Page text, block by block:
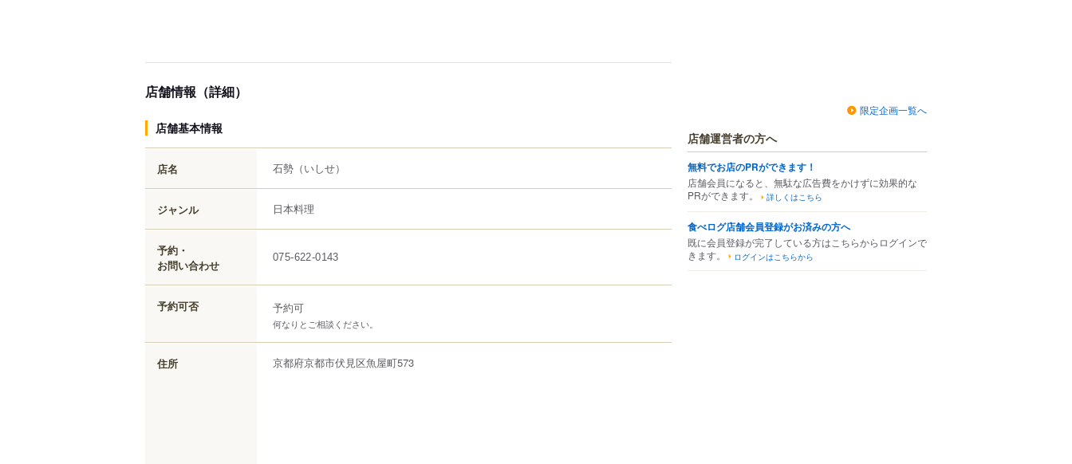
店舗情報（詳細）
店舗基本情報
店名 石勢 （いしせ）
ジャンル 日本料理
予約・
お問い合わせ
075-622-0143
予約可否 予約可
何なりとご相談ください。
住所 京都府京都市伏見区魚屋町573
限定企画一覧へ
店舗運営者の方へ
無料でお店のPRができます！
店舗会員になると、無駄な広告費をかけずに効果的な
PRができます。
詳しくはこちら
食べログ店舗会員登録がお済みの方へ
既に会員登録が完了している方はこちらからログインで
きます。
ログインはこちらから